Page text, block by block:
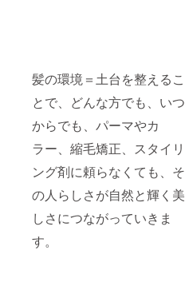
髪の環境＝土台を整えるこ
とで、どんな方でも、いつ
からでも、パーマやカ
ラー、縮毛矯正、スタイリ
ング剤に頼らなくても、そ
の人らしさが自然と輝く美
しさにつながっていきま
す。